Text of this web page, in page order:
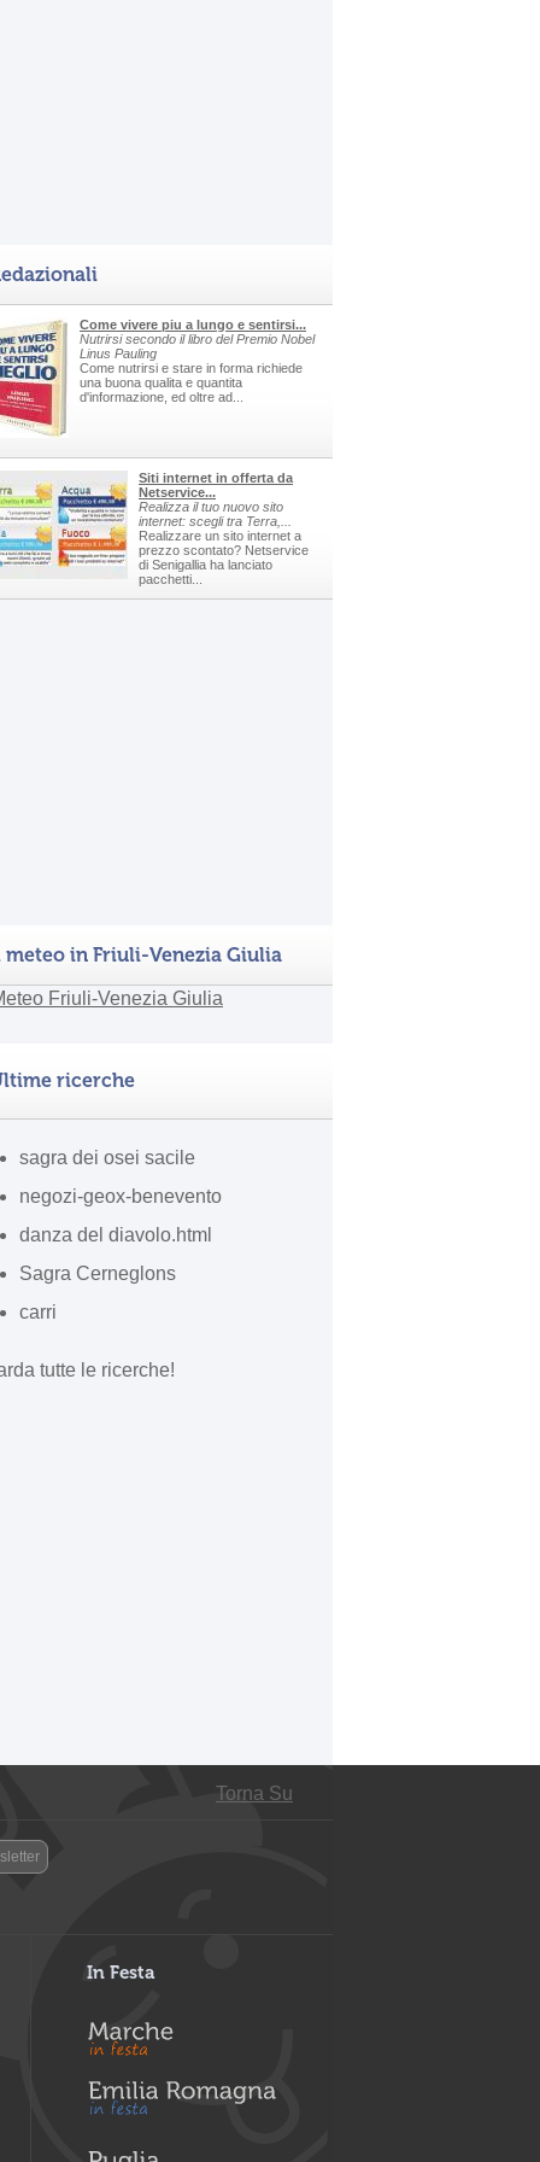
Come vivere piu a lungo e sentirsi...
Nutrirsi secondo il libro del Premio Nobel
Linus Pauling
Come nutrirsi e stare in forma richiede
una buona qualita e quantita
d'informazione, ed oltre ad...
Siti internet in offerta da
Netservice...
Realizza il tuo nuovo sito
internet: scegli tra Terra,...
Realizzare un sito internet a
prezzo scontato? Netservice
di Senigallia ha lanciato
pacchetti...
meteo in Friuli-Venezia Giulia
ricerche
sagra dei osei sacile
negozi-geox-benevento
danza del diavolo.html
Sagra Cerneglons
carri
tutte le ricerche!
Torna Su
In Festa